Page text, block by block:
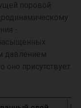
поровой
-
давлением
оно присутствует